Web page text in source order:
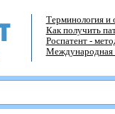
Терминология и
Как получить
Роспатент -
Международная